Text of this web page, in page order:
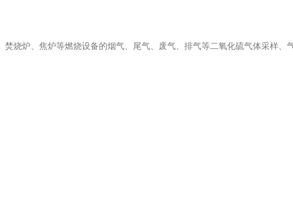
烧炉、焦炉等燃烧设备的烟气、尾气、废气、排气等二氧化硫气体采样